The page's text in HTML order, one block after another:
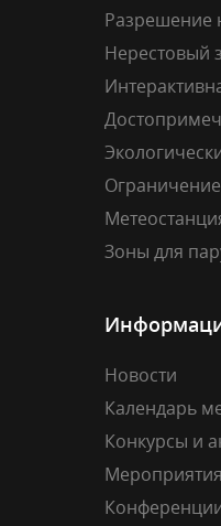
Разрешение
Нерестовый
Зоны для
Новости
Календарь
Конкурсы и